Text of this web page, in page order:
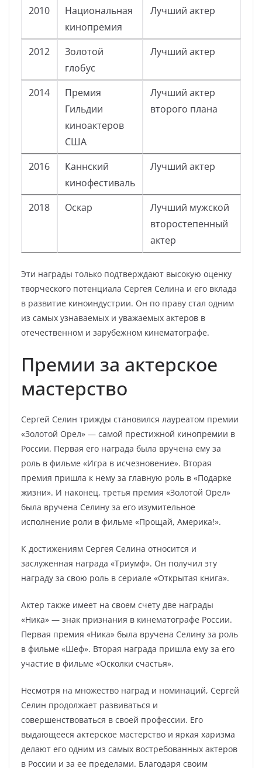
2010
Национальная
кинопремия
Лучший актер
2012
Золотой
глобус
Лучший актер
2014
Премия
Гильдии
киноактеров
США
Лучший актер
второго плана
2016
Каннский
кинофестиваль
Лучший актер
2018 Оскар
Лучший мужской
второстепенный
актер
Эти награды только подтверждают высокую оценку
творческого потенциала Сергея Селина и его вклада
в развитие киноиндустрии. Он по праву стал одним
из самых узнаваемых и уважаемых актеров в
отечественном и зарубежном кинематографе.
Премии за актерское
мастерство
Сергей Селин трижды становился лауреатом премии
«Золотой Орел» — самой престижной кинопремии в
России. Первая его награда была вручена ему за
роль в фильме «Игра в исчезновение». Вторая
премия пришла к нему за главную роль в «Подарке
жизни». И наконец, третья премия «Золотой Орел»
была вручена Селину за его изумительное
исполнение роли в фильме «Прощай, Америка!».
К достижениям Сергея Селина относится и
заслуженная награда «Триумф». Он получил эту
награду за свою роль в сериале «Открытая книга».
Актер также имеет на своем счету две награды
«Ника» — знак признания в кинематографе России.
Первая премия «Ника» была вручена Селину за роль
в фильме «Шеф». Вторая награда пришла ему за его
участие в фильме «Осколки счастья».
Несмотря на множество наград и номинаций, Сергей
Селин продолжает развиваться и
совершенствоваться в своей профессии. Его
выдающееся актерское мастерство и яркая харизма
делают его одним из самых востребованных актеров
в России и за ее пределами. Благодаря своим